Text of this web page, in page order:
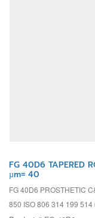
FG 40D6 TAPERED
µm= 40
FG 40D6 PROSTHETIC
850 ISO 806 314 199 514